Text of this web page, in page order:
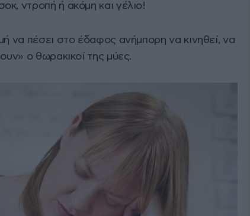
ντροπή ή ακόμη και γέλιο!
να πέσει στο έδαφος ανήμπορη να κινηθεί, να
ο θωρακικοί της μύες.